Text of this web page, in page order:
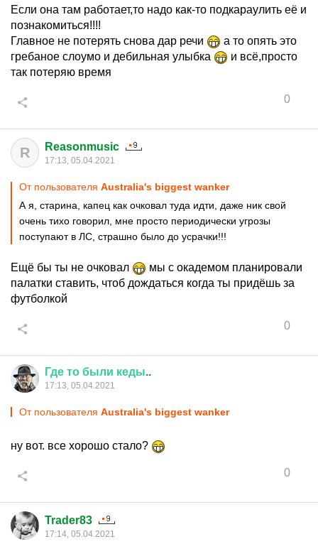
Если она там работает,то надо как-то подкараулить её и
познакомиться!!!!
Главное не потерять снова дар речи
а то опять это
гребаное слоумо и дебильная улыбка
и всё,просто
так потеряю время
0
R Reasonmusic
17:13, 05.04.2021
От пользователя Australia's biggest wanker
А я, старина, капец как очковал туда идти, даже ник свой
очень тихо говорил, мне просто периодически угрозы
поступают в ЛС, страшно было до усрачки!!!
Ещё бы ты не очковал
мы с окадемом планировали
палатки ставить, чтоб дождаться когда ты придёшь за
футболкой
0
Где то были кеды..
17:13, 05.04.2021
От пользователя Australia's biggest wanker
ну вот. все хорошо стало?
0
Trader83
17:14, 05.04.2021